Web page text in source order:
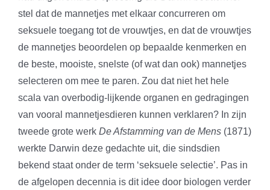
stel dat de mannetjes met elkaar concurreren om
seksuele toegang tot de vrouwtjes, en dat de vrouwtjes
de mannetjes beoordelen op bepaalde kenmerken en
de beste, mooiste, snelste (of wat dan ook) mannetjes
selecteren om mee te paren. Zou dat niet het hele
scala van overbodig-lijkende organen en gedragingen
van vooral mannetjesdieren kunnen verklaren? In zijn
tweede grote werk De Afstamming van de Mens (1871)
werkte Darwin deze gedachte uit, die sindsdien
bekend staat onder de term ‘seksuele selectie’. Pas in
de afgelopen decennia is dit idee door biologen verder